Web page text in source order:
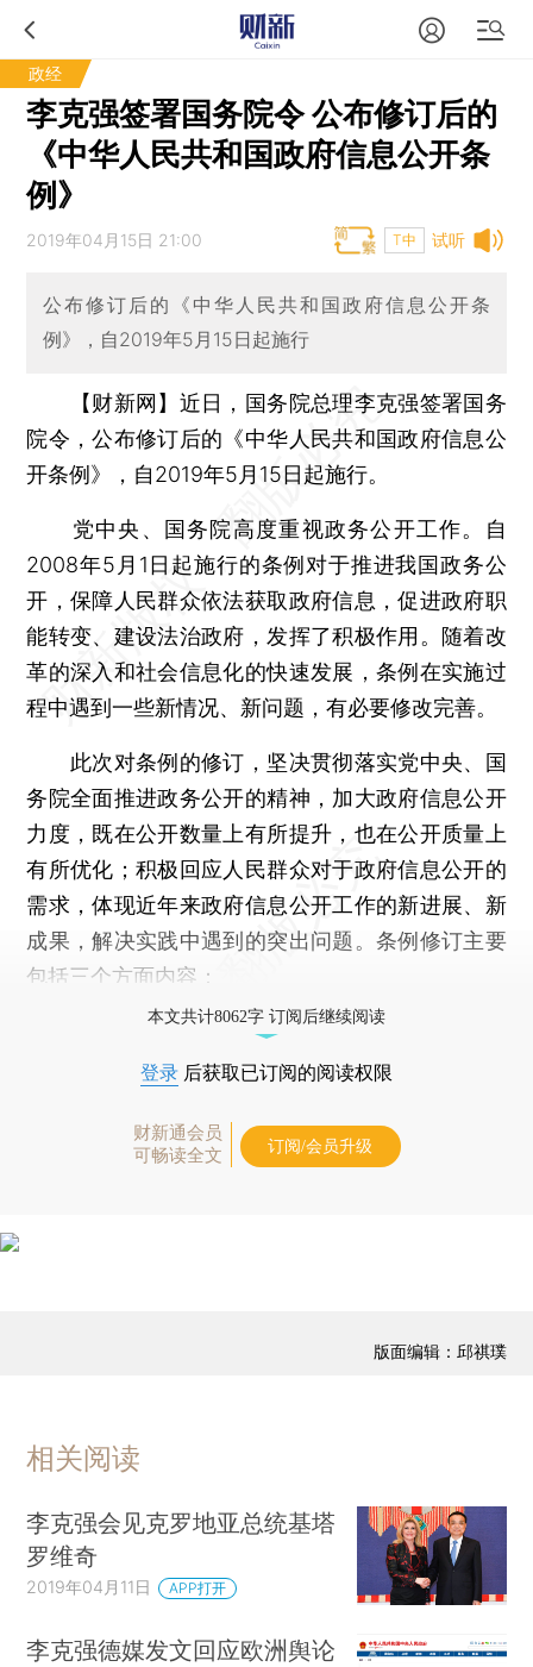
政经
李克强签署国务院令 公布修订后的
《中华人民共和国政府信息公开条
例》
试听
2019年04月15日 21:00 T中
公布修订后的《中华人民共和国政府信息公开条
例》，自2019年5月15日起施行
【财新网】 近日，国务院总理李克强签署国务
院令，公布修订后的《中华人民共和国政府信息公
开条例》，自2019年5月15日起施行。
党中央、国务院高度重视政务公开工作。自
2008年5月1日起施行的条例对于推进我国政务公
开，保障人民群众依法获取政府信息，促进政府职
能转变、建设法治政府，发挥了积极作用。随着改
革的深入和社会信息化的快速发展，条例在实施过
程中遇到一些新情况、新问题，有必要修改完善。
此次对条例的修订，坚决贯彻落实党中央、国
务院全面推进政务公开的精神，加大政府信息公开
力度，既在公开数量上有所提升，也在公开质量上
有所优化；积极回应人民群众对于政府信息公开的
需求，体现近年来政府信息公开工作的新进展、新
成果，解决实践中遇到的突出问题。条例修订主要
包括三个方面内容：
本文共计8062字 订阅后继续阅读
登录 后获取已订阅的阅读权限
财新通会员
可畅读全文
订阅/会员升级
版面编辑：邱祺璞
相关阅读
李克强会见克罗地亚总统基塔
罗维奇
2019年04月11日 APP打开
李克强德媒发文回应欧洲舆论